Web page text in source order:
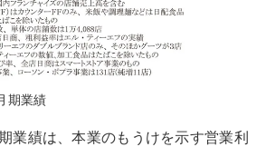
期業績
業績は、本業のもうけを示す営業利